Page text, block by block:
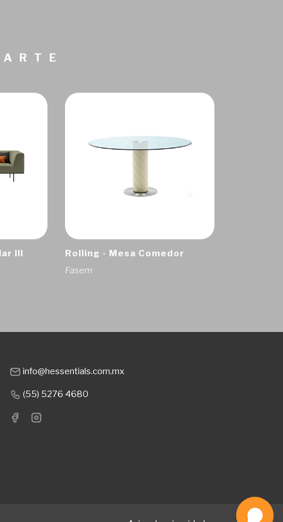
III
Rolling - Mesa Comedor
Fasem
info@hessentials.com.mx
(55) 5276 4680